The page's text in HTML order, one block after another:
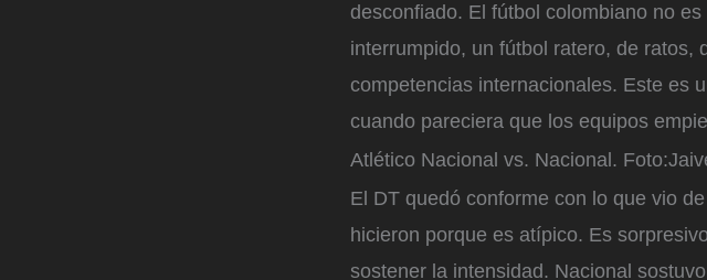
desconfiado. El fútbol colombiano no
interrumpido, un fútbol ratero, de ratos,
competencias internacionales. Este es
cuando pareciera que los equipos
Atlético Nacional vs. Nacional. Foto:
El DT quedó conforme con lo que vio
hicieron porque es atípico. Es
sostener la intensidad. Nacional